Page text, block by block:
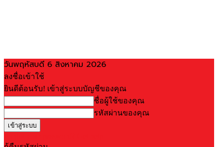
วันพฤหัสบดี 6 สิงหาคม 2026
ลงชื่อเข้าใช้
ยินดีต้อนรับ! เข้าสู่ระบบบัญชีของคุณ
ชื่อผู้ใช้ของคุณ
รหัสผ่านของคุณ